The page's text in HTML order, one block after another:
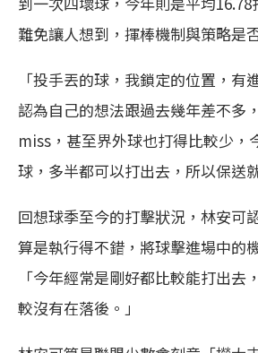
難免讓人想到，揮棒機制與策略是
「投手丟的球，我鎖定的位置，有
認為自己的想法跟過去幾年差不多
miss，甚至界外球也打得比較少，
球，多半都可以打出去，所以保送
回想球季至今的打擊狀況，林安可
算是執行得不錯，將球擊進場中的
「今年經常是剛好都比較能打出去
較沒有在落後。」